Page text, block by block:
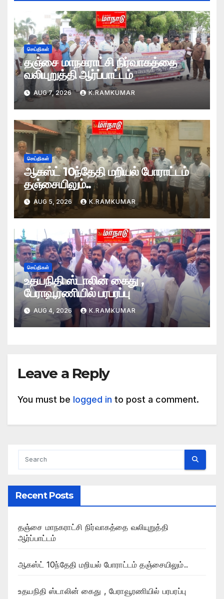
செய்திகள்
தஞ்சை மாநகராட்சி நிர்வாகத்தை
வலியுறுத்தி ஆர்ப்பாட்டம்
AUG 7, 2026 K.RAMKUMAR
செய்திகள்
ஆகஸ்ட் 10ந்தேதி மறியல் போராட்டம்
தஞ்சையிலும்..
AUG 5, 2026 K.RAMKUMAR
செய்திகள்
உதயநிதி ஸ்டாலின் கைது ,
பேராவூரணியில் பரபரப்பு
AUG 4, 2026 K.RAMKUMAR
Leave a Reply
You must be logged in to post a comment.
Recent Posts
தஞ்சை மாநகராட்சி நிர்வாகத்தை வலியுறுத்தி
ஆர்ப்பாட்டம்
ஆகஸ்ட் 10ந்தேதி மறியல் போராட்டம் தஞ்சையிலும்..
உதயநிதி ஸ்டாலின் கைது , பேராவூரணியில் பரபரப்பு